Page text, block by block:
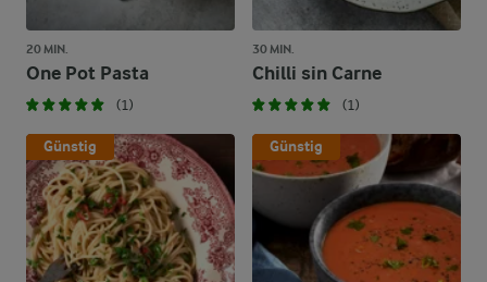
20 MIN.
One Pot Pasta
(1)
30 MIN.
Chilli sin Carne
(1)
Günstig Günstig